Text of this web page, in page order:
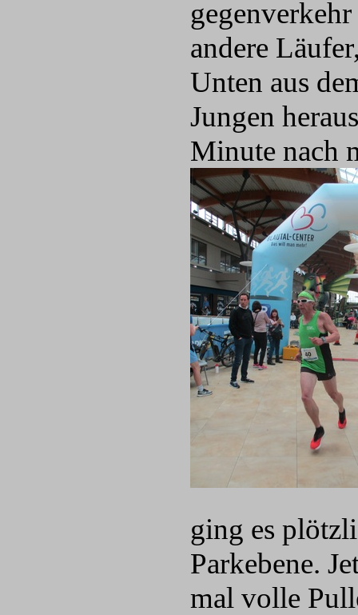
andere
Unten aus
Jungen
Minute nach
ging es
Parkebene.
mal volle